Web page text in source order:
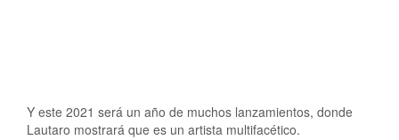
Y este 2021 será un año de muchos lanzamientos, donde
Lautaro mostrará que es un artista multifacético.